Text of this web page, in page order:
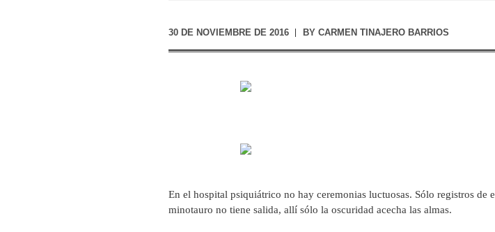
30 DE NOVIEMBRE DE 2016 BY CARMEN TINAJERO BARRIOS
En el hospital psiquiátrico no hay ceremonias luctuosas. Sólo registros de
minotauro no tiene salida, allí sólo la oscuridad acecha las almas.